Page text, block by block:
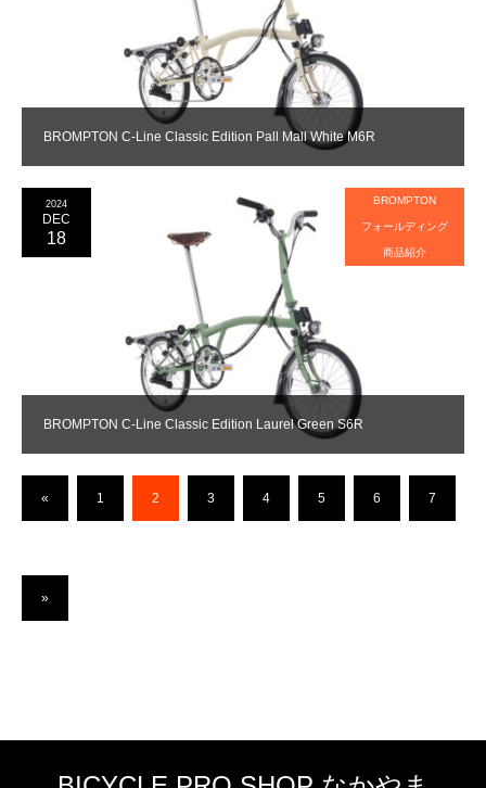
BROMPTON C-Line Classic Edition Pall Mall White M6R
BROMPTON C-Line Classic Edition Laurel Green S6R
2024
DEC
18
BROMPTON
フォールディング
商品紹介
« 1 2 3 4 5 6 7
»